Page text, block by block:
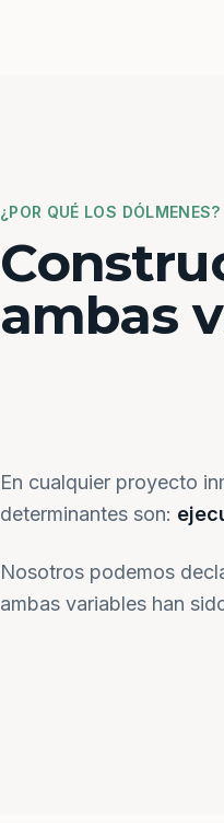
¿POR QUÉ LOS DÓLMENES?
ambas
En cualquier proyecto
determinantes son:
Nosotros podemos
ambas variables han